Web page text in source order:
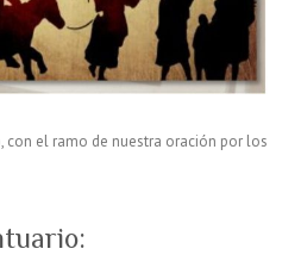
con el ramo de nuestra oración por los